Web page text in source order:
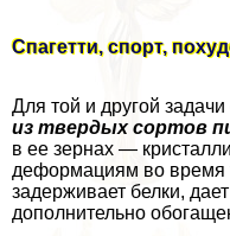
Спагетти, спорт,
Для той и другой
из твердых сортов
в ее зернах —
деформациям во время
задерживает белки,
дополнительно